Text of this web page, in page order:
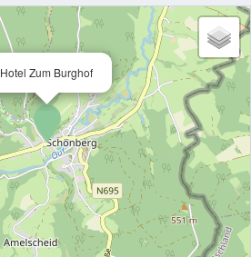
Hotel Zum Burghof